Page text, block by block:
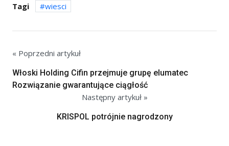
Tagi wiesci
« Poprzedni artykuł
Włoski Holding Cifin przejmuje grupę elumatec
Rozwiązanie gwarantujące ciągłość
Następny artykuł »
KRISPOL potrójnie nagrodzony